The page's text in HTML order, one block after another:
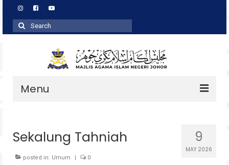
Search
for:
Menu
Zakat
Agihan
9
MAY 2026
Sekalung Tahniah
posted in: Umum | 0